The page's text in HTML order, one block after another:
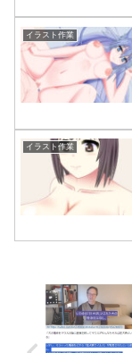
イラスト作業
イラスト作業